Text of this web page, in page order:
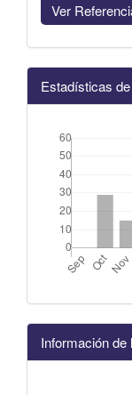
Ver
Estadísticas
Información de